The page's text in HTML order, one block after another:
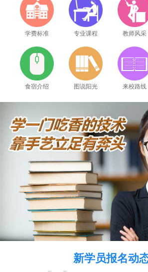
学费标准 专业课程 教师风采
食宿介绍 图说阳光 来校路线
新学员报名动
2026年8月8号_陕西_刘同学（137****6838）报名:
2026年8月8号_湖北_胡同学（134****0016）报名: